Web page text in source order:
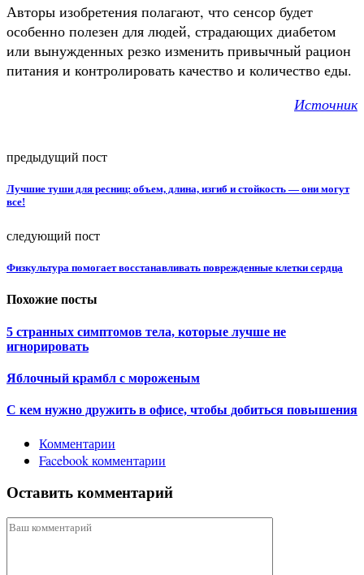
Авторы изобретения полагают, что сенсор будет
особенно полезен для людей, страдающих диабетом
или вынужденных резко изменить привычный рацион
питания и контролировать качество и количество еды.
Источник
предыдущий пост
Лучшие туши для ресниц: объем, длина, изгиб и стойкость — они могут
все!
следующий пост
Физкультура помогает восстанавливать поврежденные клетки сердца
Похожие посты
5 странных симптомов тела, которые лучше не
игнорировать
Яблочный крамбл с мороженым
С кем нужно дружить в офисе, чтобы добиться повышения
Комментарии
Facebook комментарии
Оставить комментарий